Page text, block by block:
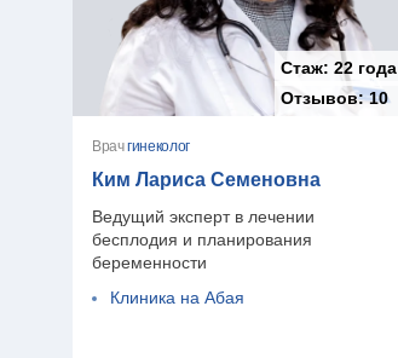
Стаж:22 года
Отзывов:10
Врачгинеколог
Ким Лариса Семеновна
Ведущий эксперт в лечении
бесплодия и планирования
беременности
Клиника на Абая